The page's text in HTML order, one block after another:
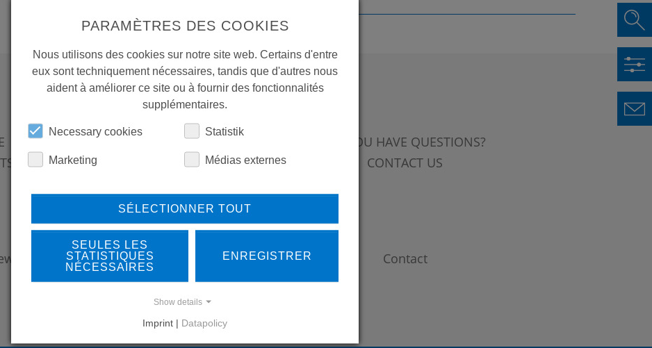
LEARN MORE ABOUT
OUR REFERENCES
REFERENCES
DO YOU HAVE QUESTIONS?
CONTACT US
Contact
PARAMÈTRES DES COOKIES
Nous utilisons des cookies sur notre site web. Certains d'entre
eux sont techniquement nécessaires, tandis que d'autres nous
aident à améliorer ce site ou à fournir des fonctionnalités
supplémentaires.
Necessary cookies Statistik
Marketing Médias externes
SÉLECTIONNER TOUT
SEULES LES
STATISTIQUES
NÉCESSAIRES
ENREGISTRER
Show details
Imprint | Datapolicy